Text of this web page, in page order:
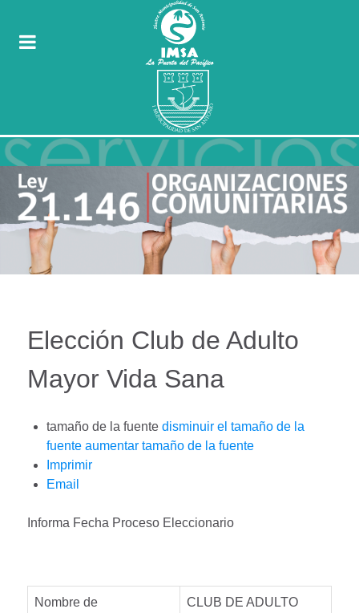
Elección Club de Adulto
Mayor Vida Sana
tamaño de la fuente disminuir el tamaño de la
fuente aumentar tamaño de la fuente
Imprimir
Email
Informa Fecha Proceso Eleccionario
Nombre de
CLUB DE ADULTO